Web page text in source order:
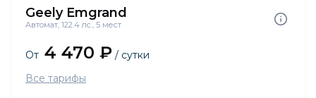
Geely Emgrand
Автомат, 122.4 лс., 5 мест
От 4 470 ₽ / сутки
Все тарифы